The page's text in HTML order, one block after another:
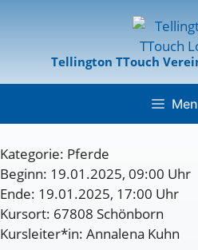
Tellington TTouch
Kategorie: Pferde
Beginn: 19.01.2025, 09:00 Uhr
Ende: 19.01.2025, 17:00 Uhr
Kursort: 67808 Schönborn
Kursleiter*in: Annalena Kuhn